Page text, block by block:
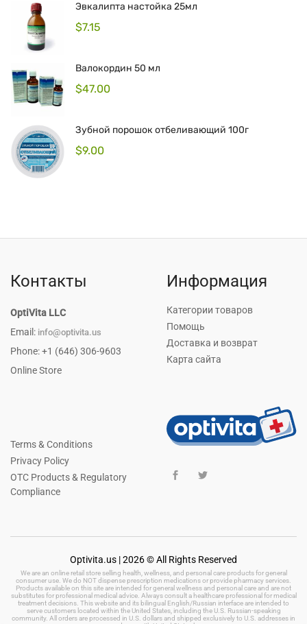
Эвкалипта настойка 25мл
$7.15
Валокордин 50 мл
$47.00
Зубной порошок отбеливающий 100г
$9.00
Контакты
OptiVita LLC
Email: info@optivita.us
Phone: +1 (646) 306-9603
Online Store
Информация
Категории товаров
Помощь
Доставка и возврат
Карта сайта
Terms & Conditions
Privacy Policy
OTC Products & Regulatory
Compliance
Optivita.us | 2026 © All Rights Reserved
We are an online retail store selling health, wellness, and personal care products for general
consumer use. We do NOT dispense prescription medications or provide pharmacy services.
Products available on this site are intended for general wellness and personal care and are not
substitutes for professional medical advice. Always consult a healthcare professional for medical
treatment decisions. This website and its bilingual English/Russian interface are intended to
serve customers located within the United States, including the U.S. Russian-speaking
community. All orders are processed in U.S. dollars and shipped exclusively to U.S. addresses in